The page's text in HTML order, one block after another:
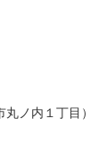
ノ内１丁目）